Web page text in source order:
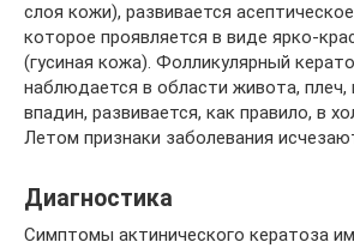
слоя кожи), развивается
которое проявляется в виде ярко-
(гусиная кожа). Фолликулярный
наблюдается в области живота,
впадин, развивается, как правило, в
Летом признаки заболевания
Диагностика
Симптомы актинического кератоза